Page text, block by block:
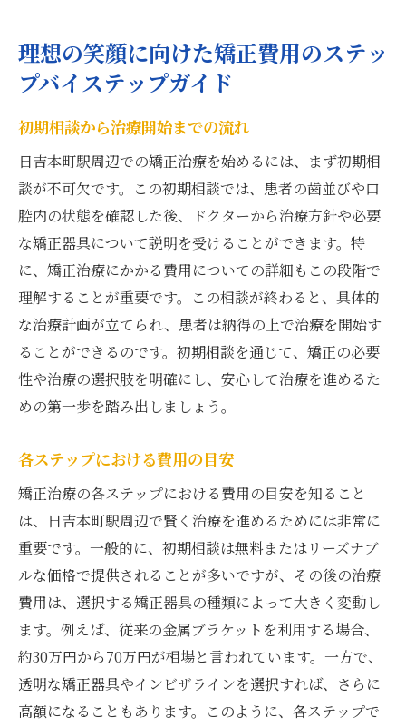
理想の笑顔に向けた矯正費用のステッ
プバイステップガイド
初期相談から治療開始までの流れ
日吉本町駅周辺での矯正治療を始めるには、まず初期相
談が不可欠です。この初期相談では、患者の歯並びや口
腔内の状態を確認した後、ドクターから治療方針や必要
な矯正器具について説明を受けることができます。特
に、矯正治療にかかる費用についての詳細もこの段階で
理解することが重要です。この相談が終わると、具体的
な治療計画が立てられ、患者は納得の上で治療を開始す
ることができるのです。初期相談を通じて、矯正の必要
性や治療の選択肢を明確にし、安心して治療を進めるた
めの第一歩を踏み出しましょう。
各ステップにおける費用の目安
矯正治療の各ステップにおける費用の目安を知ること
は、日吉本町駅周辺で賢く治療を進めるためには非常に
重要です。一般的に、初期相談は無料またはリーズナブ
ルな価格で提供されることが多いですが、その後の治療
費用は、選択する矯正器具の種類によって大きく変動し
ます。例えば、従来の金属ブラケットを利用する場合、
約30万円から70万円が相場と言われています。一方で、
透明な矯正器具やインビザラインを選択すれば、さらに
高額になることもあります。このように、各ステップで